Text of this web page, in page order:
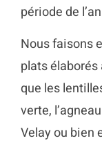
période de
Nous faisons
plats
que les
verte,
Velay ou bien